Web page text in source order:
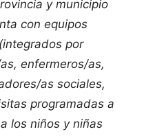
y municipio
con equipos
por
enfermeros/as,
as sociales,
programadas a
los niños y niñas